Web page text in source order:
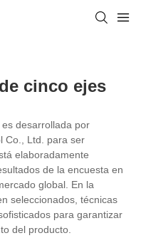
cinco ejes
desarrollada por
Co., Ltd. para ser
elaboradamente
de la encuesta en
global. En la
seleccionados, técnicas
para garantizar
del producto.